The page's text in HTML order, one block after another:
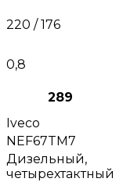
220 / 176
0,8
289
Iveco
NEF67TM7
Дизельный,
четырехтактный